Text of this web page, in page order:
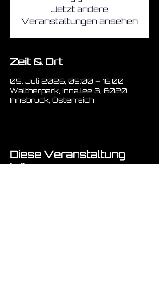
Jetzt andere
Veranstaltungen ansehen
Zeit & Ort
05. Juli 2026, 09:00 – 16:00
Waltherpark, Innallee 3, 6020
Innsbruck, Österreich
Diese Veranstaltung
teilen